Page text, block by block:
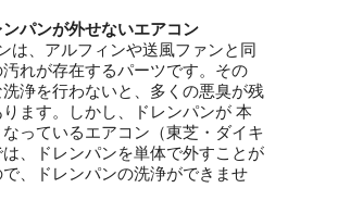
ンパンが外せないエアコン
は、アルフィンや送風ファンと同
れが存在するパーツです。その
浄を行わないと、多くの悪臭が残
ます。しかし、ドレンパンが 本
っているエアコン（東芝・ダイキ
は、ドレンパンを単体で外すことが
、ドレンパンの洗浄ができませ